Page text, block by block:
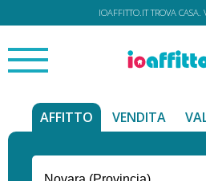
IOAFFITTO.IT TROVA CASA.
AFFITTO VENDITA